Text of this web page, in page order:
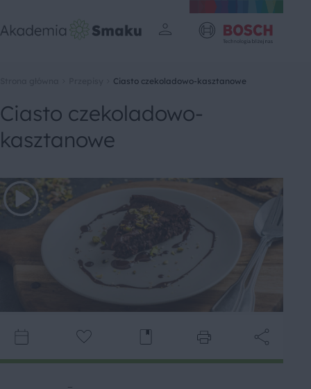
Ciasto czekoladowo-kasztanowe
Ciasto czekoladowo-
kasztanowe